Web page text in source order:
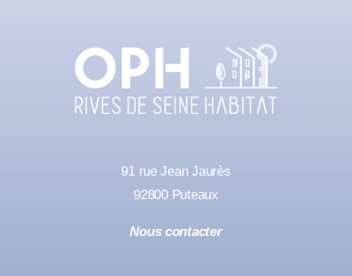
91 rue Jean Jaurès
92800 Puteaux
Nous contacter